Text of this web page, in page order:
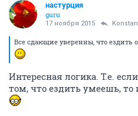
настурция
guru
17 ноября 2015
Все сдающие уверенны, что ездить
Интересная логика. Т.е.
том, что ездить умеешь, то